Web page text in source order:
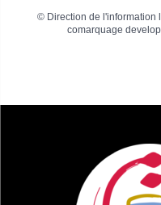
© Direction de l'information
comarquage